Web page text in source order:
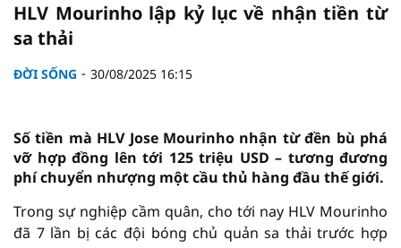
HLV Mourinho lập kỷ lục về nhận tiền từ
sa thải
ĐỜI SỐNG 30/08/2025 16:15
Số tiền mà HLV Jose Mourinho nhận từ đền bù phá
vỡ hợp đồng lên tới 125 triệu USD – tương đương
phí chuyển nhượng một cầu thủ hàng đầu thế giới.
Trong sự nghiệp cầm quân, cho tới nay HLV Mourinho
đã 7 lần bị các đội bóng chủ quản sa thải trước hợp